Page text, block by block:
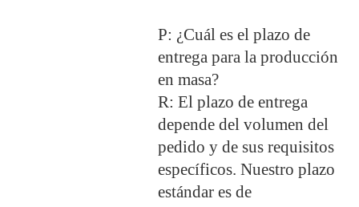
P: ¿Cuál es el plazo de
entrega para la producción
en masa?
R: El plazo de entrega
depende del volumen del
pedido y de sus requisitos
específicos. Nuestro plazo
estándar es de